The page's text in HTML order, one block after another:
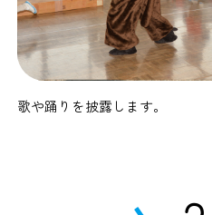
歌や踊りを披露します。